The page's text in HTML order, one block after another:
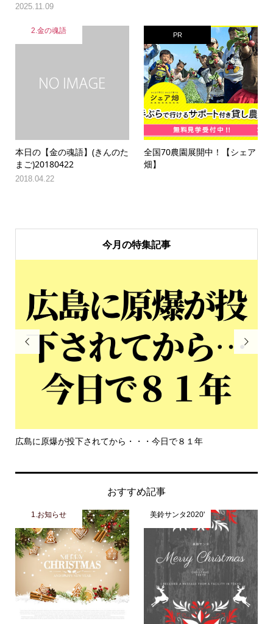
2025.11.09
2.金の魂語
本日の【金の魂語】(きんのた
まご)20180422
2018.04.22
PR
全国70農園展開中！【シェア
畑】
今月の特集記事

もっと危機感を持って生きて欲しい

おすすめ記事
1.お知らせ 美鈴サンタ2020'